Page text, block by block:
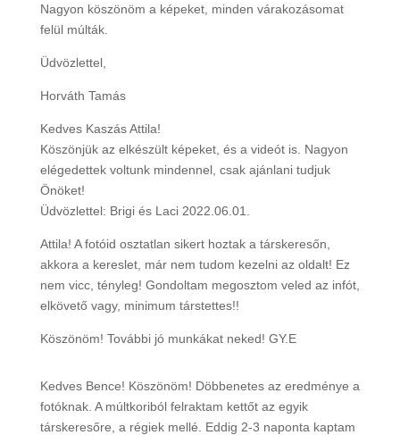
Nagyon köszönöm a képeket, minden várakozásomat
felül múlták.
Üdvözlettel,
Horváth Tamás
Kedves Kaszás Attila!
Köszönjük az elkészült képeket, és a videót is. Nagyon
elégedettek voltunk mindennel, csak ajánlani tudjuk
Önöket!
Üdvözlettel: Brigi és Laci 2022.06.01.
Attila! A fotóid osztatlan sikert hoztak a társkeresőn,
akkora a kereslet, már nem tudom kezelni az oldalt! Ez
nem vicc, tényleg! Gondoltam megosztom veled az infót,
elkövető vagy, minimum társtettes!!
Köszönöm! További jó munkákat neked! GY.E
Kedves Bence! Köszönöm! Döbbenetes az eredménye a
fotóknak. A múltkoriból felraktam kettőt az egyik
társkeresőre, a régiek mellé. Eddig 2-3 naponta kaptam